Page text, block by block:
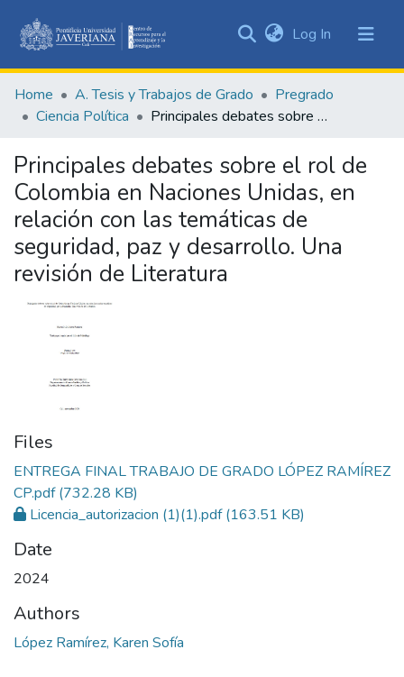
&
Collections
Statistics
Log In (current)
Home A. Tesis y Trabajos de Grado
Pregrado
Ciencia Política
Principales debates sobre el rol de Colombia en Naciones Unidas, en relación con las temáticas de seguridad, paz y desarrollo. Una revisión de Literatura
Principales debates sobre el rol de
Colombia en Naciones Unidas, en
relación con las temáticas de
seguridad, paz y desarrollo. Una
revisión de Literatura
Files
ENTREGA FINAL TRABAJO DE GRADO LÓPEZ RAMÍREZ
CP.pdf(732.28 KB)
Licencia_autorizacion (1)(1).pdf(163.51 KB)
Date
2024
Authors
López Ramírez, Karen Sofía